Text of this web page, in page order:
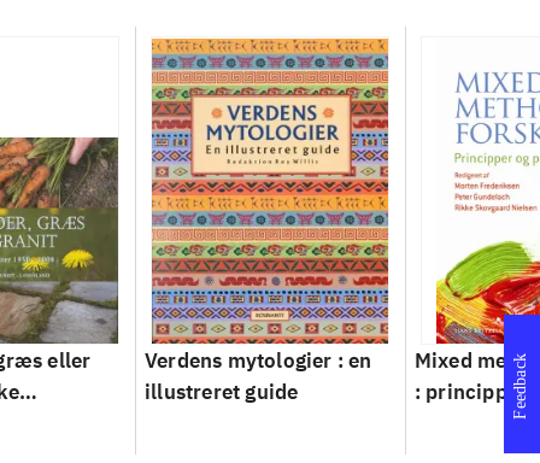
eller
Verdens mytologier : en
illustreret guide
Mixed
: principper
Feedback